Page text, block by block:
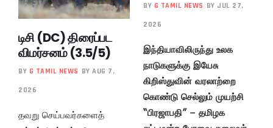
டிசி (DC) திரைப்பட
விமர்சனம் (3.5/5)
BY G TAMIL NEWS BY AUG 7,
2026
தவறு செய்பவர்களைத்
BY G TAMIL NEWS BY JUL 27,
2026
இந்தியாவிலிருந்து உலக
நாடுகளுக்கு இயேசு
கிறிஸ்துவின் வரலாற்றை
கொண்டு செல்லும் முயற்சி
“பிரஜாபதி” – தமிழக